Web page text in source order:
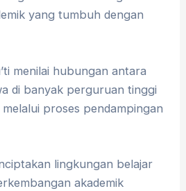
yang tumbuh dengan
menilai hubungan antara
di banyak perguruan tinggi
proses pendampingan
lingkungan belajar
akademik